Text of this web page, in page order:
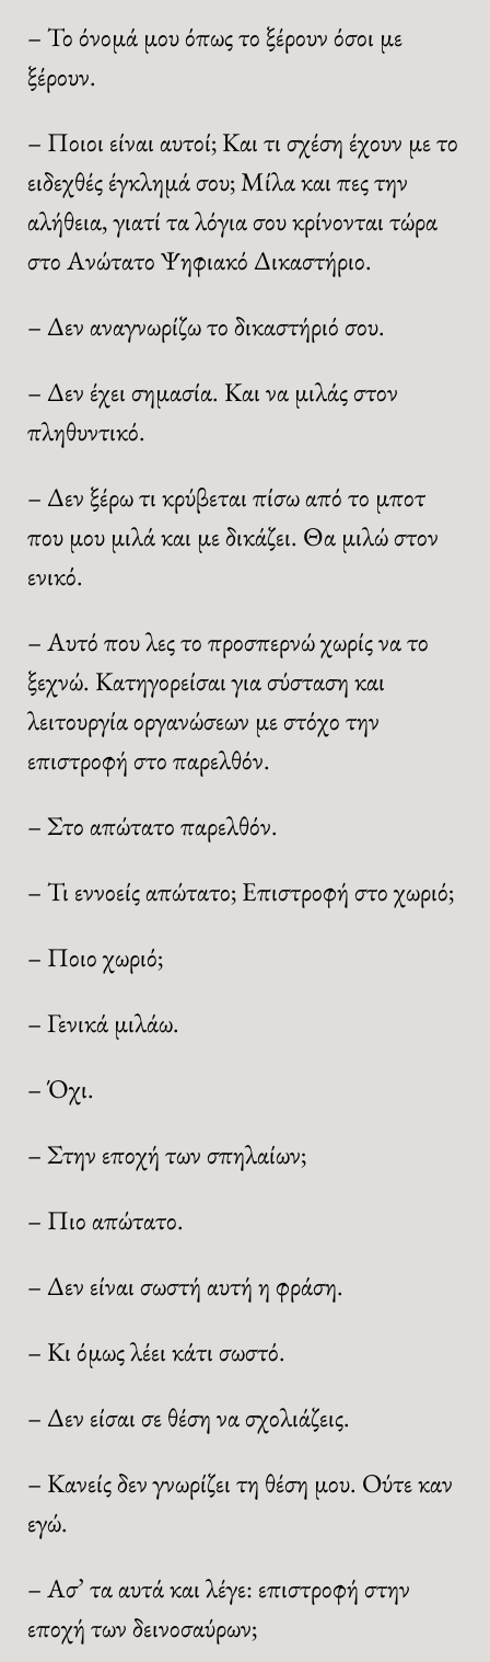
– Το όνομά μου όπως το ξέρουν όσοι με
ξέρουν.
– Ποιοι είναι αυτοί; Και τι σχέση έχουν με το
ειδεχθές έγκλημά σου; Μίλα και πες την
αλήθεια, γιατί τα λόγια σου κρίνονται τώρα
στο Ανώτατο Ψηφιακό Δικαστήριο.
– Δεν αναγνωρίζω το δικαστήριό σου.
– Δεν έχει σημασία. Και να μιλάς στον
πληθυντικό.
– Δεν ξέρω τι κρύβεται πίσω από το μποτ
που μου μιλά και με δικάζει. Θα μιλώ στον
ενικό.
– Αυτό που λες το προσπερνώ χωρίς να το
ξεχνώ. Κατηγορείσαι για σύσταση και
λειτουργία οργανώσεων με στόχο την
επιστροφή στο παρελθόν.
– Στο απώτατο παρελθόν.
– Τι εννοείς απώτατο; Επιστροφή στο χωριό;
– Ποιο χωριό;
– Γενικά μιλάω.
– Όχι.
– Στην εποχή των σπηλαίων;
– Πιο απώτατο.
– Δεν είναι σωστή αυτή η φράση.
– Κι όμως λέει κάτι σωστό.
– Δεν είσαι σε θέση να σχολιάζεις.
– Κανείς δεν γνωρίζει τη θέση μου. Ούτε καν
εγώ.
– Ασ’ τα αυτά και λέγε: επιστροφή στην
εποχή των δεινοσαύρων;